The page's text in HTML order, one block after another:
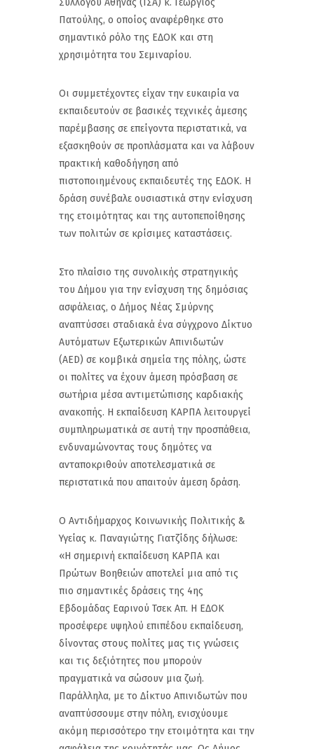
Συλλόγου Αθήνας (ΙΣΑ) κ. Γεώργιος
Πατούλης, ο οποίος αναφέρθηκε στο
σημαντικό ρόλο της ΕΔΟΚ και στη
χρησιμότητα του Σεμιναρίου.
Οι συμμετέχοντες είχαν την ευκαιρία να
εκπαιδευτούν σε βασικές τεχνικές άμεσης
παρέμβασης σε επείγοντα περιστατικά, να
εξασκηθούν σε προπλάσματα και να λάβουν
πρακτική καθοδήγηση από
πιστοποιημένους εκπαιδευτές της ΕΔΟΚ. Η
δράση συνέβαλε ουσιαστικά στην ενίσχυση
της ετοιμότητας και της αυτοπεποίθησης
των πολιτών σε κρίσιμες καταστάσεις.
Στο πλαίσιο της συνολικής στρατηγικής
του Δήμου για την ενίσχυση της δημόσιας
ασφάλειας, ο Δήμος Νέας Σμύρνης
αναπτύσσει σταδιακά ένα σύγχρονο Δίκτυο
Αυτόματων Εξωτερικών Απινιδωτών
(AED) σε κομβικά σημεία της πόλης, ώστε
οι πολίτες να έχουν άμεση πρόσβαση σε
σωτήρια μέσα αντιμετώπισης καρδιακής
ανακοπής. Η εκπαίδευση ΚΑΡΠΑ λειτουργεί
συμπληρωματικά σε αυτή την προσπάθεια,
ενδυναμώνοντας τους δημότες να
ανταποκριθούν αποτελεσματικά σε
περιστατικά που απαιτούν άμεση δράση.
Ο Αντιδήμαρχος Κοινωνικής Πολιτικής &
Υγείας κ. Παναγιώτης Γιατζίδης δήλωσε:
«Η σημερινή εκπαίδευση ΚΑΡΠΑ και
Πρώτων Βοηθειών αποτελεί μια από τις
πιο σημαντικές δράσεις της 4ης
Εβδομάδας Εαρινού Τσεκ Απ. Η ΕΔΟΚ
προσέφερε υψηλού επιπέδου εκπαίδευση,
δίνοντας στους πολίτες μας τις γνώσεις
και τις δεξιότητες που μπορούν
πραγματικά να σώσουν μια ζωή.
Παράλληλα, με το Δίκτυο Απινιδωτών που
αναπτύσσουμε στην πόλη, ενισχύουμε
ακόμη περισσότερο την ετοιμότητα και την